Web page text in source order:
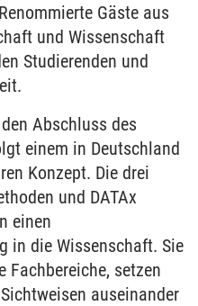
Gäste aus
und Wissenschaft
Studierenden und
Abschluss des
einem in Deutschland
Konzept. Die drei
und DATAx
einen
in die Wissenschaft. Sie
Fachbereiche, setzen
auseinander